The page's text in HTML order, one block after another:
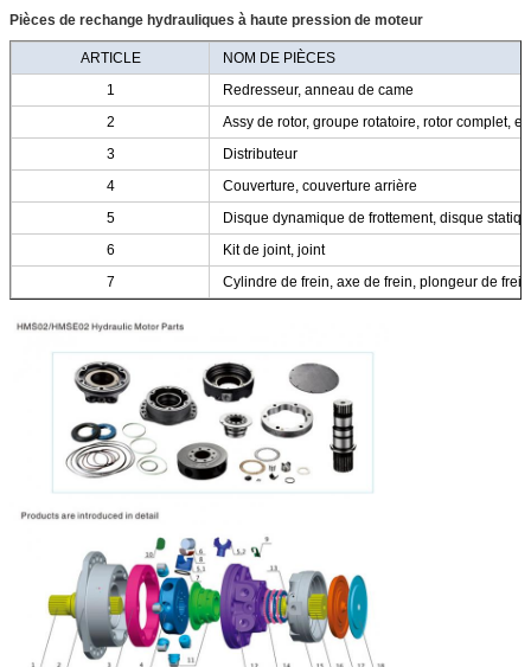
Pièces de rechange hydrauliques à haute pression de moteur
ARTICLE
NOM DE PIÈCES
1
Redresseur, anneau de came
2
Assy de rotor, groupe rotatoire, rotor complet,
3
Distributeur
4
Couverture, couverture arrière
5
Disque dynamique de frottement, disque
6
Kit de joint, joint
7
Cylindre de frein, axe de frein, plongeur de